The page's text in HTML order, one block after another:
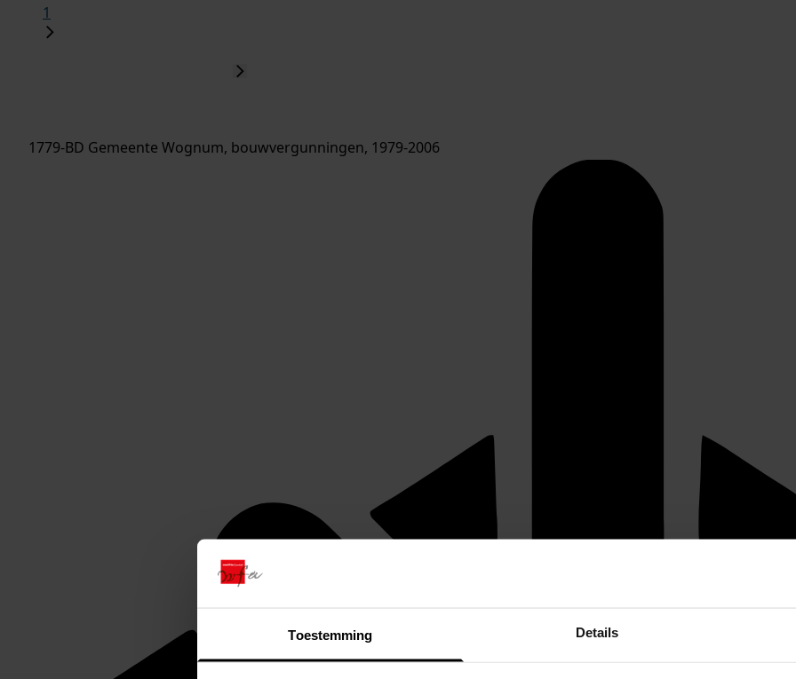
Toestemming Details
1
1779-BD Gemeente Wognum, bouwvergunningen, 1979-2006